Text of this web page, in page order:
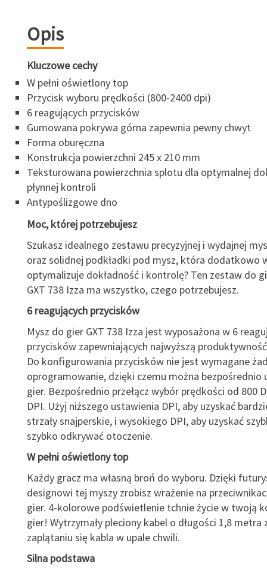
Opis
Kluczowe cechy
W pełni oświetlony top
Przycisk wyboru prędkości (800-2400 dpi)
6 reagujących przycisków
Gumowana pokrywa górna zapewnia pewny chwyt
Forma oburęczna
Konstrukcja powierzchni 245 x 210 mm
Teksturowana powierzchnia splotu dla optymalnej
płynnej kontroli
Antypoślizgowe dno
Moc, której potrzebujesz
Szukasz idealnego zestawu precyzyjnej i wydajnej
oraz solidnej podkładki pod mysz, która dodatkowo
optymalizuje dokładność i kontrolę? Ten zestaw do
GXT 738 Izza ma wszystko, czego potrzebujesz.
6 reagujących przycisków
Mysz do gier GXT 738 Izza jest wyposażona w 6
przycisków zapewniających najwyższą
Do konfigurowania przycisków nie jest wymagane
oprogramowanie, dzięki czemu można bezpośrednio
gier. Bezpośrednio przełącz wybór prędkości od 800
DPI. Użyj niższego ustawienia DPI, aby uzyskać
strzały snajperskie, i wysokiego DPI, aby uzyskać
szybko odkrywać otoczenie.
W pełni oświetlony top
Każdy gracz ma własną broń do wyboru. Dzięki
designowi tej myszy zrobisz wrażenie na
gier. 4-kolorowe podświetlenie tchnie życie w twoją
gier! Wytrzymały pleciony kabel o długości 1,8 metra
zaplątaniu się kabla w upale chwili.
Silna podstawa